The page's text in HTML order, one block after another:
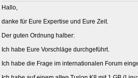
Hallo,
danke für Eure Expertise und Eure Zeit.
Der guten Ordnung halber:
Ich habe Eure Vorschläge durchgeführt.
Ich habe die Frage im internationalen Forum